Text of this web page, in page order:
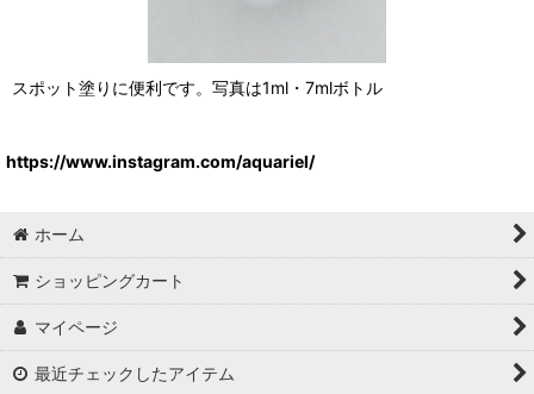
スポット塗りに便利です。写真は1ml・7mlボトル
https://www.instagram.com/aquariel/
ホーム
ショッピングカート
マイページ
最近チェックしたアイテム